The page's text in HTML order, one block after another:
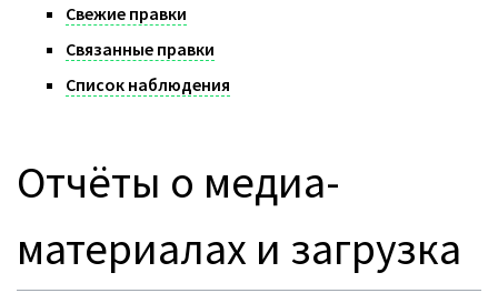
Свежие правки
Связанные правки
Список наблюдения
Отчёты о медиа-
материалах и загрузка